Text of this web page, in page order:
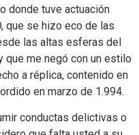
donde tuve actuación
que se hizo eco de las
las altas esferas del
que me negó con un estilo
a réplica, contenido en
en marzo de 1.994.
conductas delictivas o